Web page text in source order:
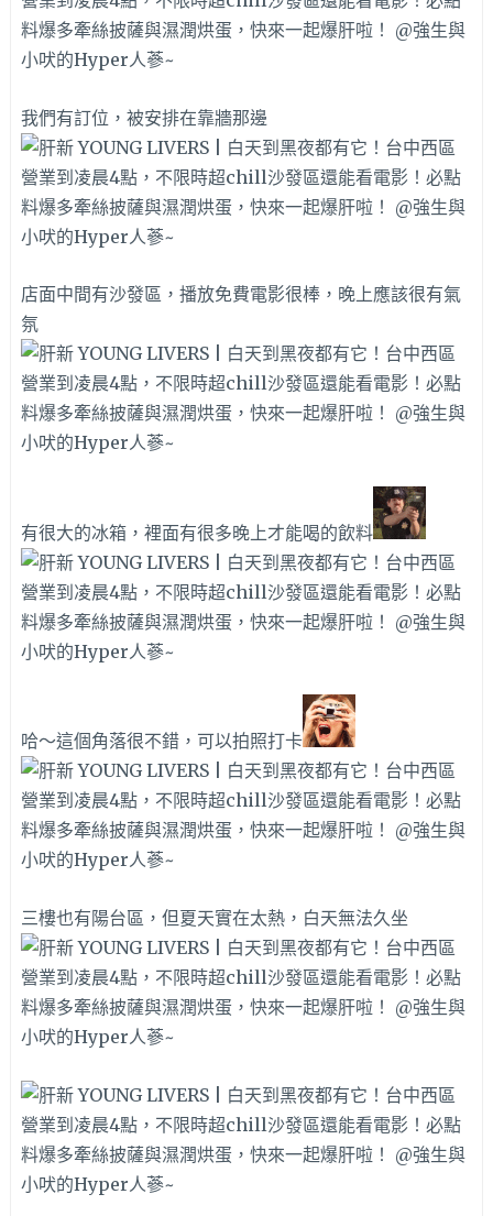
我們有訂位，被安排在靠牆那邊
店面中間有沙發區，播放免費電影很棒，晚上應該很有氣
氛
有很大的冰箱，裡面有很多晚上才能喝的飲料
哈～這個角落很不錯，可以拍照打卡
三樓也有陽台區，但夏天實在太熱，白天無法久坐